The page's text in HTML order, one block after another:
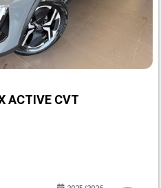
ACTIVE CVT